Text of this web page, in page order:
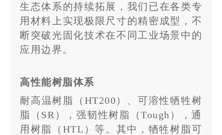
生态体系的持续拓展，我们已在各类专
用材料上实现极限尺寸的精密成型，不
断突破光固化技术在不同工业场景中的
应用边界。
高性能树脂体系
耐高温树脂（HT200）、可溶性牺牲树
脂（SR），强韧性树脂（Tough），通
用树脂（HTL）等。其中，牺牲树脂可